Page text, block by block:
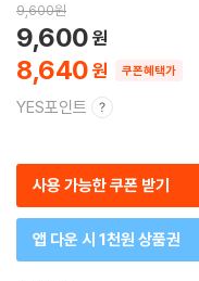
9,600원
8,640
9,600
쿠폰혜택가
YES포인트
사용 가능한 쿠폰 받기
앱 다운 시 1천원 상품권